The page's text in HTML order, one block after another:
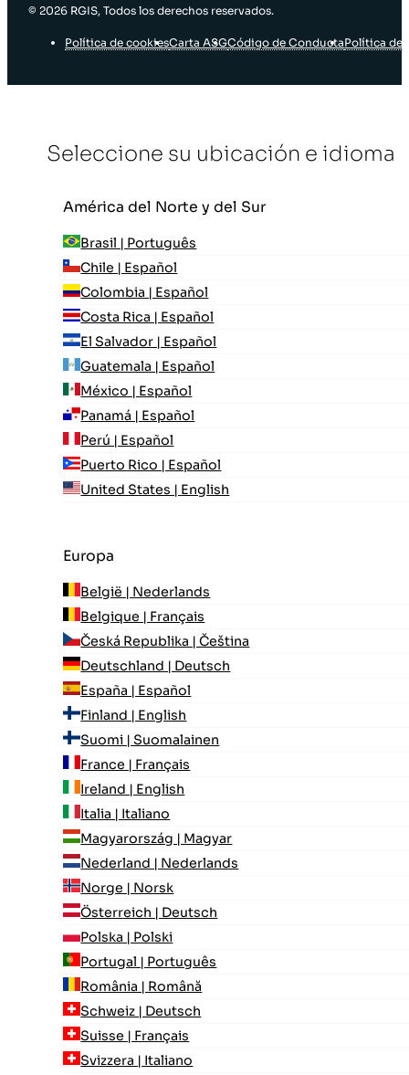
© 2026 RGIS, Todos los derechos reservados.
Política de cookiesCarta ASGCódigo de ConductaPolítica de
Seleccione su ubicación e idioma
América del Norte y del Sur
Brasil | Português
Chile | Español
Colombia | Español
Costa Rica | Español
El Salvador | Español
Guatemala | Español
México | Español
Panamá | Español
Perú | Español
Puerto Rico | Español
United States | English
Europa
België | Nederlands
Belgique | Français
Česká Republika | Čeština
Deutschland | Deutsch
España | Español
Finland | English
Suomi | Suomalainen
France | Français
Ireland | English
Italia | Italiano
Magyarország | Magyar
Nederland | Nederlands
Norge | Norsk
Österreich | Deutsch
Polska | Polski
Portugal | Português
România | Română
Schweiz | Deutsch
Suisse | Français
Svizzera | Italiano